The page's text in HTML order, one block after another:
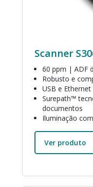
Scanner
60 ppm | ADF
Robusto e
USB e
Surepath™
documentos
Iluminação
Ver produto